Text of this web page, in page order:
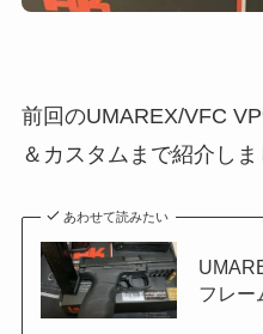
前回のUMAREX/VFC
＆カスタムまで紹介しま
あわせて読みたい
フレー